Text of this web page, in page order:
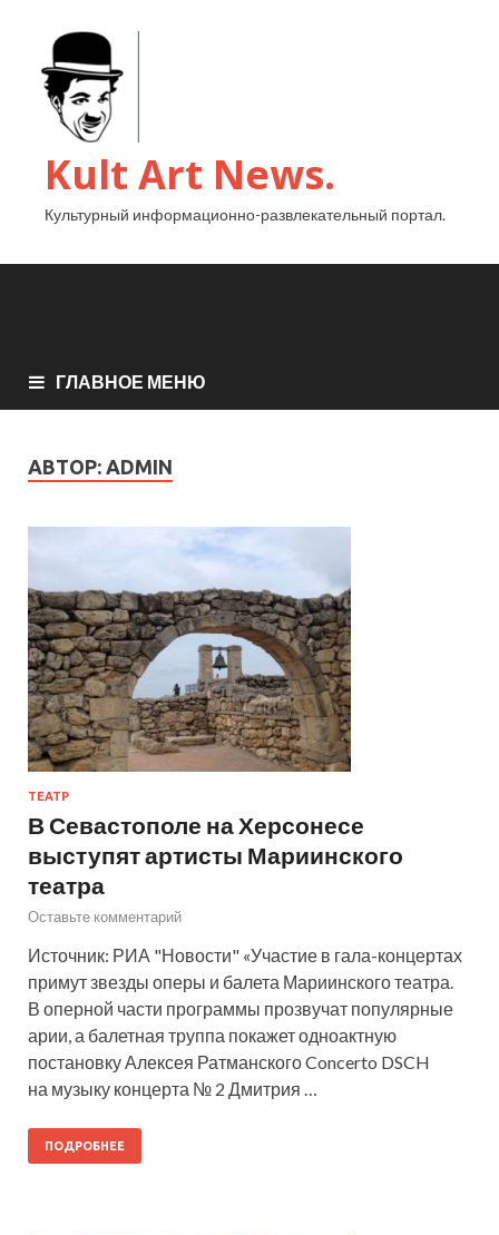
Kult Art News.
Культурный информационно-развлекательный портал.
ГЛАВНОЕ МЕНЮ
АВТОР: ADMIN
ТЕАТР
В Севастополе на Херсонесе
выступят артисты Мариинского
театра
Оставьте комментарий
Источник: РИА "Новости" «Участие в гала-концертах
примут звезды оперы и балета Мариинского театра.
В оперной части программы прозвучат популярные
арии, а балетная труппа покажет одноактную
постановку Алексея Ратманского Concerto DSCH
на музыку концерта № 2 Дмитрия …
ПОДРОБНЕЕ